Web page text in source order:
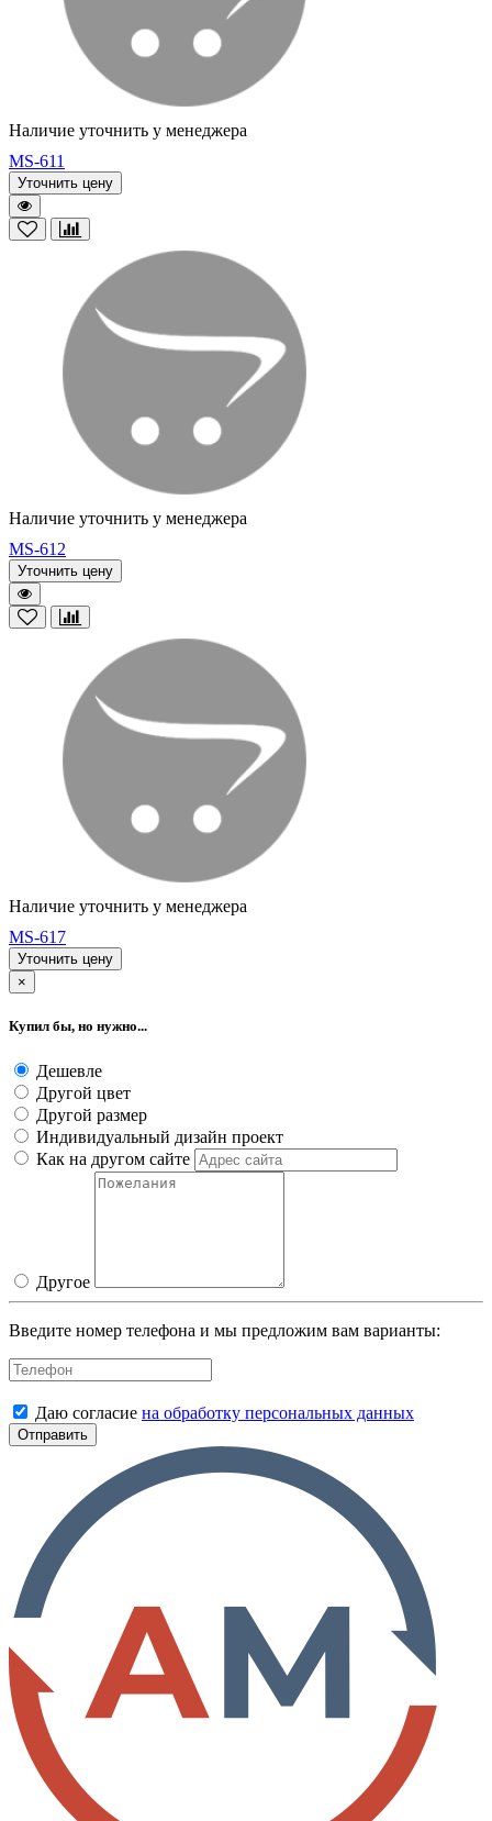
Наличие уточнить у менеджера
MS-611
Уточнить цену
Наличие уточнить у менеджера
MS-612
Уточнить цену
Наличие уточнить у менеджера
MS-617
Уточнить цену
×
Купил бы, но нужно...
Дешевле
Другой цвет
Другой размер
Индивидуальный дизайн проект
Как на другом сайте
Другое
Введите номер телефона и мы предложим вам варианты:
Даю согласие на обработку персональных данных
Отправить